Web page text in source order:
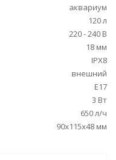
аквариум
120 л
220 - 240 В
18 мм
IPX8
внешний
Е17
3 Вт
650 л/ч
90x115x48 мм